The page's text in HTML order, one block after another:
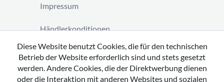
Impressum
Händlerkonditionen
Vertrag widerrufen
Diese Website benutzt Cookies, die für den technischen
Betrieb der Website erforderlich sind und stets gesetzt
werden. Andere Cookies, die der Direktwerbung dienen
oder die Interaktion mit anderen Websites und sozialen